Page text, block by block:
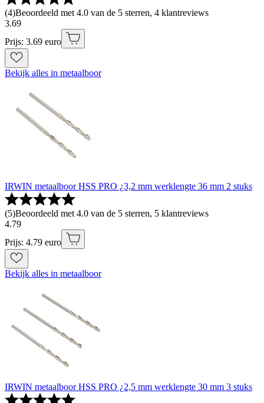
(4)Beoordeeld met 4.0 van de 5 sterren, 4 klantreviews
3.69
Prijs: 3.69 euro
Bekijk alles in metaalboor
IRWIN metaalboor HSS PRO ¿3,2 mm werklengte 36 mm 2 stuks
(5)Beoordeeld met 4.0 van de 5 sterren, 5 klantreviews
4.79
Prijs: 4.79 euro
Bekijk alles in metaalboor
IRWIN metaalboor HSS PRO ¿2,5 mm werklengte 30 mm 3 stuks